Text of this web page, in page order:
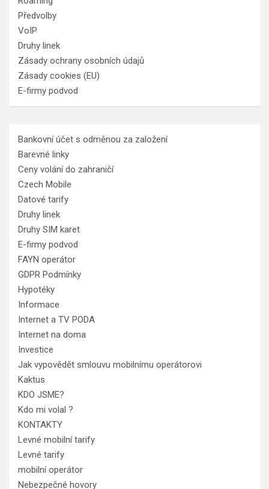
Předvolby
VoIP
Druhy linek
Zásady ochrany osobních údajů
Zásady cookies (EU)
E-firmy podvod
Bankovní účet s odměnou za založení
Barevné linky
Ceny volání do zahraničí
Czech Mobile
Datové tarify
Druhy linek
Druhy SIM karet
E-firmy podvod
FAYN operátor
GDPR Podmínky
Hypotéky
Informace
Internet a TV PODA
Internet na doma
Investice
Jak vypovědět smlouvu mobilnímu operátorovi
Kaktus
KDO JSME?
Kdo mi volal ?
KONTAKTY
Levné mobilní tarify
Levné tarify
mobilní operátor
Nebezpečné hovory